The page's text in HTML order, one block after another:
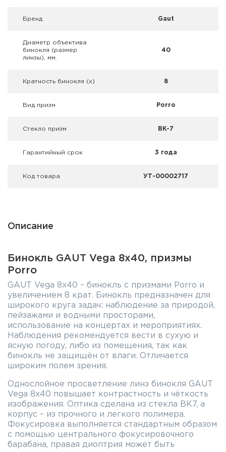
Оружейные шкафы и сейфы
Брeнд Gaut
Диаметр объектива
бинокля (размер
линзы), мм.
40
Кратность бинокля (х) 8
Вид призм Porro
Стекло призм BK-7
Гарантийный срок 3 года
Код товара УТ-00002717
Описание
Бинокль GAUT Vega 8x40, призмы
Porro
GAUT Vega 8x40 – бинокль с призмами Porro и
увеличением 8 крат. Бинокль предназначен для
широкого круга задач: наблюдение за природой,
пейзажами и водными просторами,
использование на концертах и мероприятиях.
Наблюдения рекомендуется вести в сухую и
ясную погоду, либо из помещения, так как
бинокль не защищён от влаги. Отличается
широким полем зрения.
Однослойное просветление линз бинокля GAUT
Vega 8x40 повышает контрастность и чёткость
изображения. Оптика сделана из стекла BK7, а
корпус – из прочного и легкого полимера.
Фокусировка выполняется стандартным образом
с помощью центрального фокусировочного
барабана, правая диоптрия может быть